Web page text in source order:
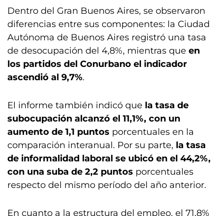
Dentro del Gran Buenos Aires, se observaron
diferencias entre sus componentes: la Ciudad
Autónoma de Buenos Aires registró una tasa
de desocupación del 4,8%, mientras que en
los partidos del Conurbano el indicador
ascendió al 9,7%.
El informe también indicó que la tasa de
subocupación alcanzó el 11,1%, con un
aumento de 1,1 puntos porcentuales en la
comparación interanual. Por su parte, la tasa
de informalidad laboral se ubicó en el 44,2%,
con una suba de 2,2 puntos porcentuales
respecto del mismo período del año anterior.
En cuanto a la estructura del empleo, el 71,8%